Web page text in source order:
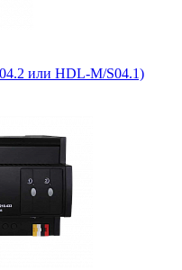
или HDL-M/S04.1)